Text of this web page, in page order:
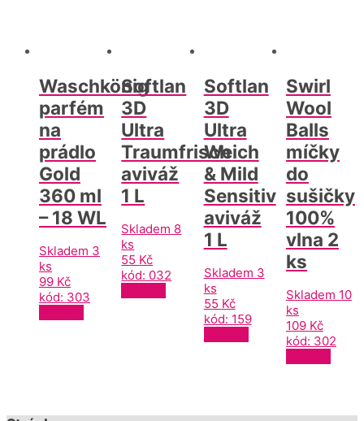
Waschkönig
parfém
na
prádlo
Gold
360 ml
– 18 WL
Skladem 3
ks
99 Kč
kód: 303
Softlan
3D
Ultra
Traumfrisch
aviváž
1 L
Skladem 8
ks
55 Kč
kód: 032
Softlan
3D
Ultra
Weich
& Mild
Sensitiv
aviváž
1 L
Skladem 3
ks
55 Kč
kód: 159
Swirl
Wool
Balls
míčky
do
sušičky
100%
vlna 2
ks
Skladem 10
ks
109 Kč
kód: 302